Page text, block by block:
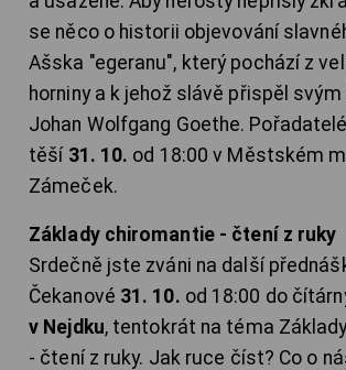
se něco o historii objevování
Ašska "egeranu", který pochází z
horniny a k jehož slávě přispěl
Johan Wolfgang Goethe.
těší 31. 10. od 18:00 v Městském
Zámeček.
Základy chiromantie - čtení z ruky
Srdečně jste zváni na další
Čekanové 31. 10. od 18:00 do
v Nejdku, tentokrát na téma
- čtení z ruky. Jak ruce číst? Co o